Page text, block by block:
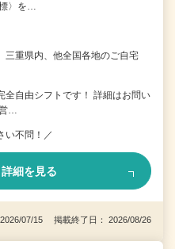
〉を…
三重県内、他全国各地のご自宅
全自由シフトです！ 詳細はお問い
…
い不問！／
詳細を見る
07/15 掲載終了日： 2026/08/26